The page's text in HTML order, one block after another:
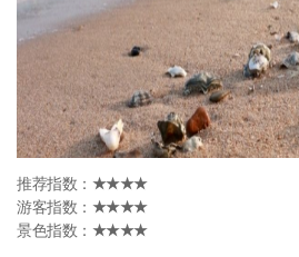
推荐指数： ★★★★
游客指数： ★★★★
景色指数： ★★★★